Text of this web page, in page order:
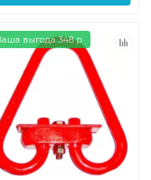
выгода 348 р